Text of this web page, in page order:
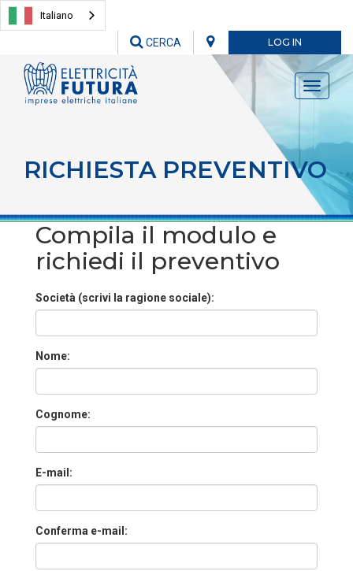
Italiano
LOG IN
CERCA
Toggle
RICHIESTA PREVENTIVO
Compila il modulo e
richiedi il preventivo
Società (scrivi la ragione sociale):
Nome:
Cognome:
E-mail:
Conferma e-mail: